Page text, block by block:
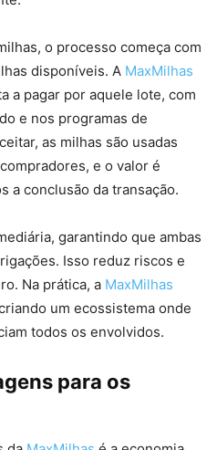
o processo começa com
disponíveis. A MaxMilhas
a pagar por aquele lote, com
e nos programas de
as milhas são usadas
e o valor é
a conclusão da transação.
garantindo que ambas
Isso reduz riscos e
Na prática, a MaxMilhas
um ecossistema onde
todos os envolvidos.
para os